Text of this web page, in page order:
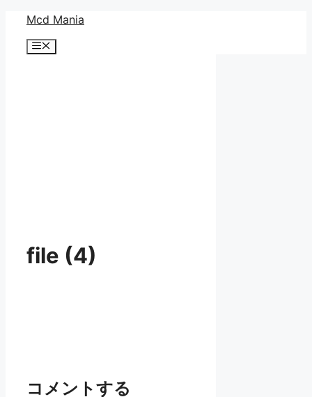
Mcd Mania
メ
file (4)
コメントする